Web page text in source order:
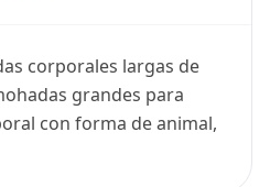
corporales largas de
grandes para
con forma de animal,